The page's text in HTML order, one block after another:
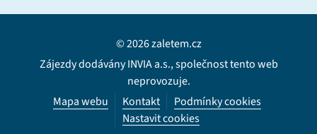
© 2026 zaletem.cz
Zájezdy dodávány INVIA a.s., společnost tento web
neprovozuje.
Mapa webu
Kontakt
Podmínky cookies
Nastavit cookies